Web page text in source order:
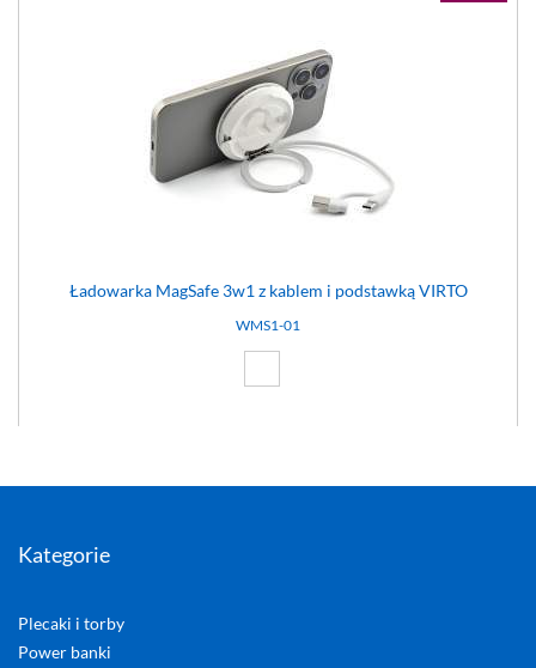
Ładowarka MagSafe 3w1 z kablem i podstawką VIRTO
WMS1-01
Kategorie
Plecaki i torby
Power banki